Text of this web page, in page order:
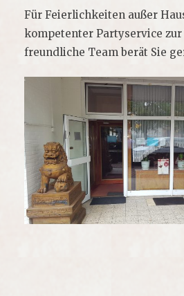
Für Feierlichkeiten außer
kompetenter Partyservice zur
freundliche Team berät Sie